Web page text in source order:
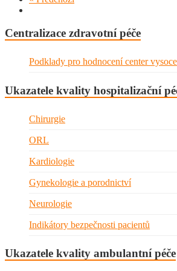
Centralizace zdravotní péče
Podklady pro hodnocení center
Ukazatele kvality hospitalizační
Chirurgie
ORL
Kardiologie
Gynekologie a porodnictví
Neurologie
Indikátory bezpečnosti pacientů
Ukazatele kvality ambulantní péče